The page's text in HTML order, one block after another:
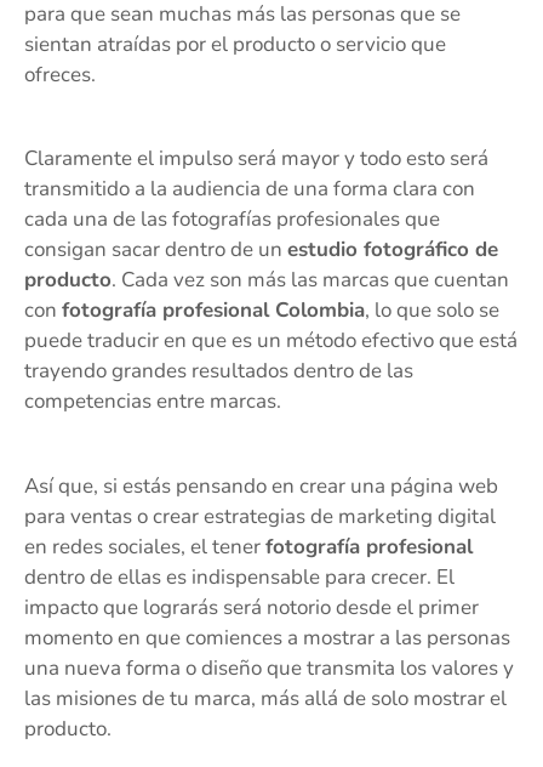
para que sean muchas más las personas que se
sientan atraídas por el producto o servicio que
ofreces.
Claramente el impulso será mayor y todo esto será
transmitido a la audiencia de una forma clara con
cada una de las fotografías profesionales que
consigan sacar dentro de un estudio fotográfico de
producto. Cada vez son más las marcas que cuentan
con fotografía profesional Colombia, lo que solo se
puede traducir en que es un método efectivo que está
trayendo grandes resultados dentro de las
competencias entre marcas.
Así que, si estás pensando en crear una página web
para ventas o crear estrategias de marketing digital
en redes sociales, el tenerfotografía profesional
dentro de ellas es indispensable para crecer. El
impacto que lograrás será notorio desde el primer
momento en que comiences a mostrar a las personas
una nueva forma o diseño que transmita los valores y
las misiones de tu marca, más allá de solo mostrar el
producto.